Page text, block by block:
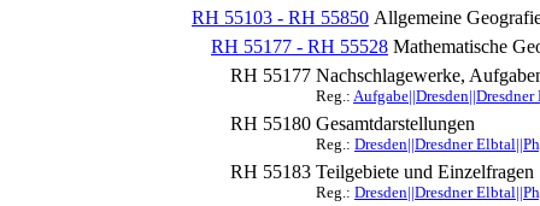
RH 55103 - RH 55850 Allgemeine
RH 55177 - RH 55528 Mathematische
RH 55177 Nachschlagewerke,
Reg.:
RH 55180 Gesamtdarstellungen
Reg.: Dresden||Dresdner
RH 55183 Teilgebiete und Einzelfragen
Reg.: Dresden||Dresdner